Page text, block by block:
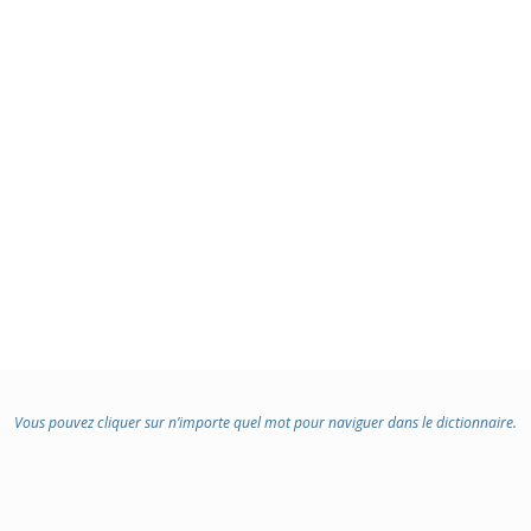
Vous pouvez cliquer sur n’importe quel mot pour naviguer dans le dictionnaire.